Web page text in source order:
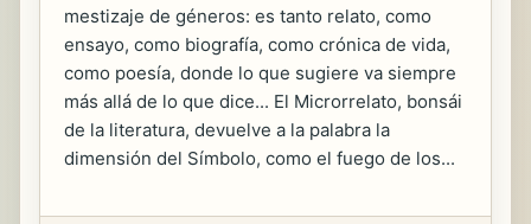
mestizaje de géneros: es tanto relato, como
ensayo, como biografía, como crónica de vida,
como poesía, donde lo que sugiere va siempre
más allá de lo que dice... El Microrrelato, bonsái
de la literatura, devuelve a la palabra la
dimensión del Símbolo, como el fuego de los...